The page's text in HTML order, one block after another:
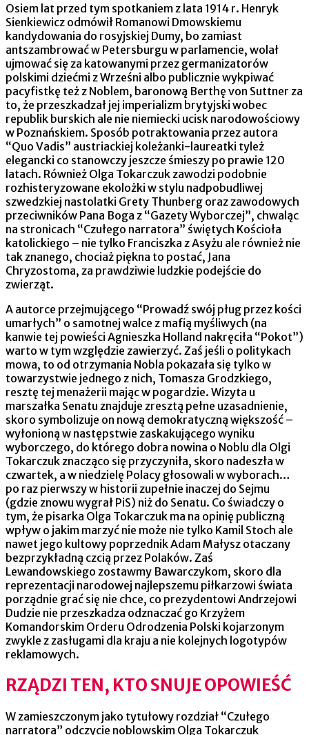
Osiem lat przed tym spotkaniem z lata 1914 r. Henryk
Sienkiewicz odmówił Romanowi Dmowskiemu
kandydowania do rosyjskiej Dumy, bo zamiast
antszambrować w Petersburgu w parlamencie, wolał
ujmować się za katowanymi przez germanizatorów
polskimi dziećmi z Wrześni albo publicznie wykpiwać
pacyfistkę też z Noblem, baronową Berthę von Suttner za
to, że przeszkadzał jej imperializm brytyjski wobec
republik burskich ale nie niemiecki ucisk narodowościowy
w Poznańskiem. Sposób potraktowania przez autora
“Quo Vadis” austriackiej koleżanki-laureatki tyleż
elegancki co stanowczy jeszcze śmieszy po prawie 120
latach. Również Olga Tokarczuk zawodzi podobnie
rozhisteryzowane ekolożki w stylu nadpobudliwej
szwedzkiej nastolatki Grety Thunberg oraz zawodowych
przeciwników Pana Boga z “Gazety Wyborczej”, chwaląc
na stronicach “Czułego narratora” świętych Kościoła
katolickiego – nie tylko Franciszka z Asyżu ale również nie
tak znanego, chociaż piękna to postać, Jana
Chryzostoma, za prawdziwie ludzkie podejście do
zwierząt.
A autorce przejmującego “Prowadź swój pług przez kości
umarłych” o samotnej walce z mafią myśliwych (na
kanwie tej powieści Agnieszka Holland nakręciła “Pokot”)
warto w tym względzie zawierzyć. Zaś jeśli o politykach
mowa, to od otrzymania Nobla pokazała się tylko w
towarzystwie jednego z nich, Tomasza Grodzkiego,
resztę tej menażerii mając w pogardzie. Wizyta u
marszałka Senatu znajduje zresztą pełne uzasadnienie,
skoro symbolizuje on nową demokratyczną większość –
wyłonioną w następstwie zaskakującego wyniku
wyborczego, do którego dobra nowina o Noblu dla Olgi
Tokarczuk znacząco się przyczyniła, skoro nadeszła w
czwartek, a w niedzielę Polacy głosowali w wyborach…
po raz pierwszy w historii zupełnie inaczej do Sejmu
(gdzie znowu wygrał PiS) niż do Senatu. Co świadczy o
tym, że pisarka Olga Tokarczuk ma na opinię publiczną
wpływ o jakim marzyć nie może nie tylko Kamil Stoch ale
nawet jego kultowy poprzednik Adam Małysz otaczany
bezprzykładną czcią przez Polaków. Zaś
Lewandowskiego zostawmy Bawarczykom, skoro dla
reprezentacji narodowej najlepszemu piłkarzowi świata
porządnie grać się nie chce, co prezydentowi Andrzejowi
Dudzie nie przeszkadza odznaczać go Krzyżem
Komandorskim Orderu Odrodzenia Polski kojarzonym
zwykle z zasługami dla kraju a nie kolejnych logotypów
reklamowych.
RZĄDZI TEN, KTO SNUJE OPOWIEŚĆ
W zamieszczonym jako tytułowy rozdział “Czułego
narratora” odczycie noblowskim Olga Tokarczuk